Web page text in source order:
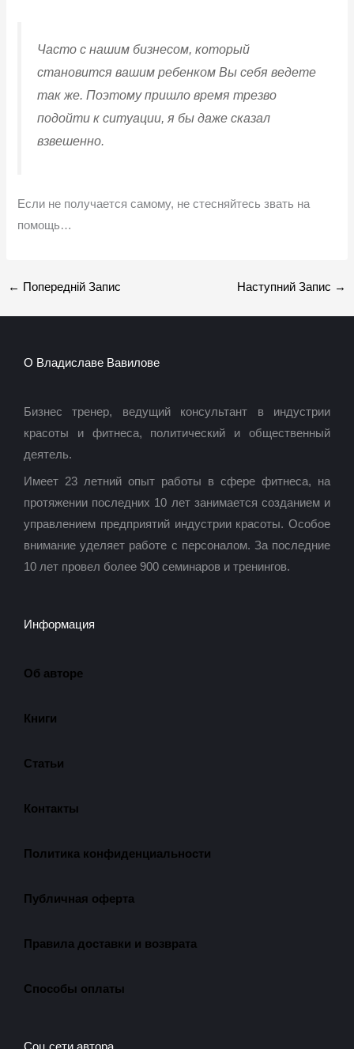
Часто с нашим бизнесом, который
становится вашим ребенком Вы себя ведете
так же. Поэтому пришло время трезво
подойти к ситуации, я бы даже сказал
взвешенно.
Если не получается самому, не стесняйтесь звать на
помощь…
← Попередній Запис Наступний Запис →
О Владиславе Вавилове
Бизнес тренер, ведущий консультант в индустрии
красоты и фитнеса, политический и общественный
деятель.
Имеет 23 летний опыт работы в сфере фитнеса, на
протяжении последних 10 лет занимается созданием и
управлением предприятий индустрии красоты. Особое
внимание уделяет работе с персоналом. За последние
10 лет провел более 900 семинаров и тренингов.
Информация
Об авторе
Книги
Статьи
Контакты
Политика конфиденциальности
Публичная оферта
Правила доставки и возврата
Способы оплаты